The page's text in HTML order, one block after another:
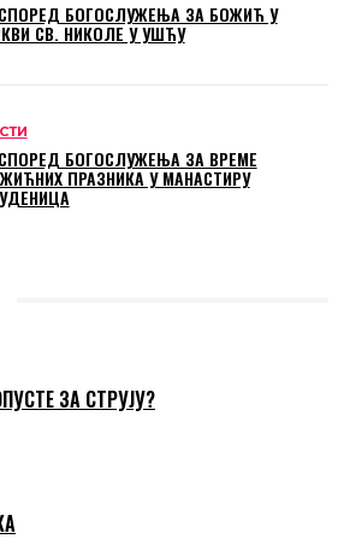
БОГОСЛУЖЕЊА ЗА БОЖИЋ У
СВ. НИКОЛЕ У УШЋУ
БОГОСЛУЖЕЊА ЗА ВРЕМЕ
ПРАЗНИКА У МАНАСТИРУ
ЗА СТРУЈУ?